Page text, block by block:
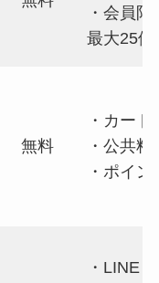
・会員
最大25倍
無料
・カー
・公共
・ポイ
・LINE